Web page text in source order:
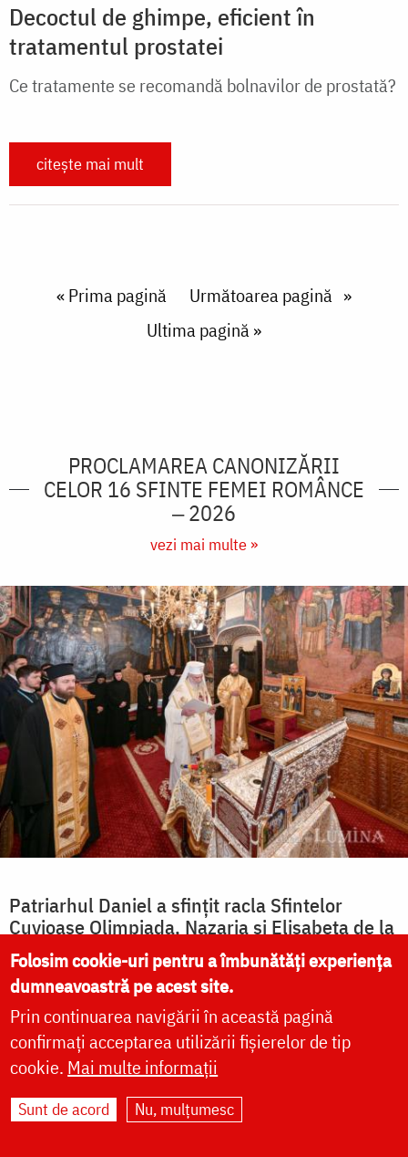
Decoctul de ghimpe, eficient în
tratamentul prostatei
Ce tratamente se recomandă bolnavilor de prostată?
citește mai mult
PaginareFirst page
« Prima pagină Next page
Următoarea pagină
Last page
Ultima pagină »
PROCLAMAREA CANONIZĂRII
CELOR 16 SFINTE FEMEI ROMÂNCE
‒ 2026
vezi mai multe »
Patriarhul Daniel a sfințit racla Sfintelor
Cuvioase Olimpiada, Nazaria și Elisabeta de la
Văratec
Mihail Vrăjitoru
Hramul Mănăstirii Văratec și
proclamarea locală a
canonizării Sfintelor
Cuvioase Olimpiada, Nazaria
Folosim cookie-uri pentru a îmbunătăți experiența
dumneavoastră pe acest site.
Prin continuarea navigării în această pagină
confirmați acceptarea utilizării fișierelor de tip
cookie. Mai multe informații
Sunt de acord Nu, mulțumesc